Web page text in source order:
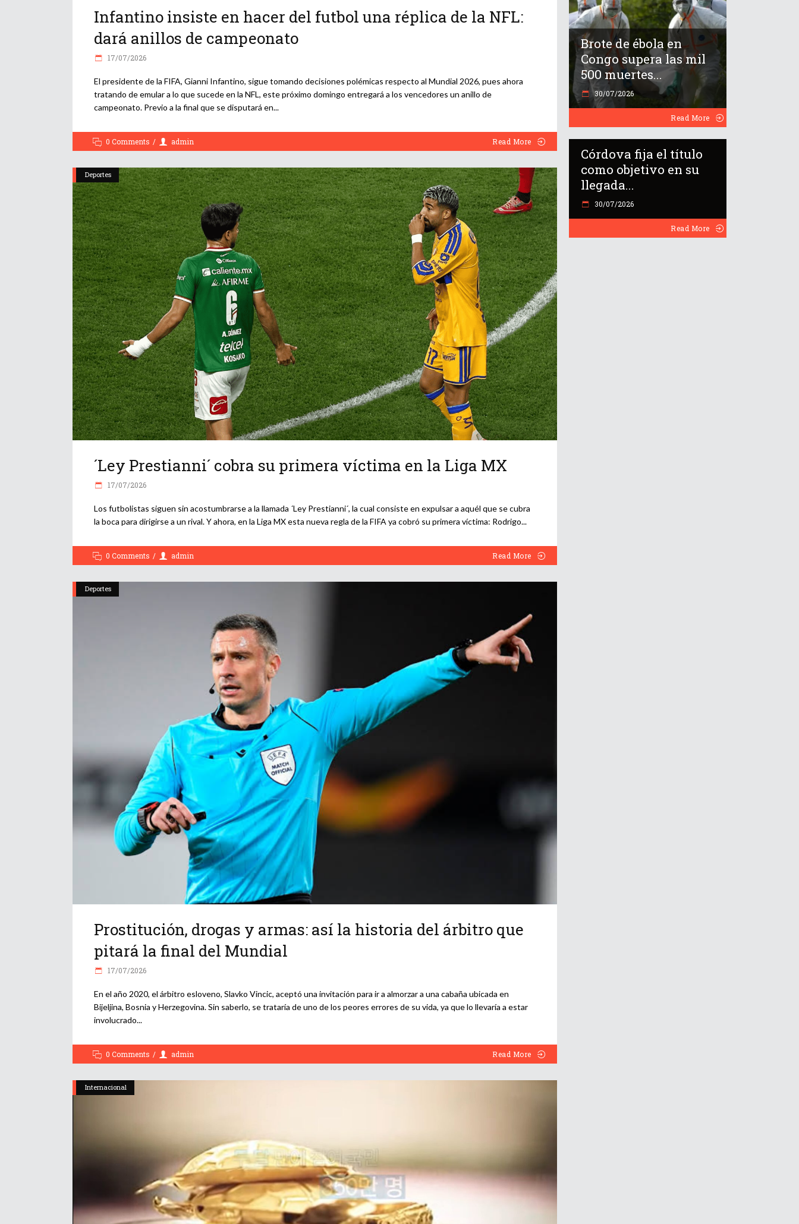
Infantino insiste en hacer del futbol una réplica de la NFL:
dará anillos de campeonato
17/07/2026
El presidente de la FIFA, Gianni Infantino, sigue tomando decisiones polémicas respecto al Mundial 2026, pues ahora
tratando de emular a lo que sucede en la NFL, este próximo domingo entregará a los vencedores un anillo de
campeonato. Previo a la final que se disputará en
0 Comments admin Read More
Deportes
´Ley Prestianni´ cobra su primera víctima en la Liga MX
17/07/2026
Los futbolistas siguen sin acostumbrarse a la llamada ´Ley Prestianni´, la cual consiste en expulsar a aquél que se cubra
la boca para dirigirse a un rival. Y ahora, en la Liga MX esta nueva regla de la FIFA ya cobró su primera víctima: Rodrigo
0 Comments admin Read More
Deportes
Prostitución, drogas y armas: así la historia del árbitro que
pitará la final del Mundial
17/07/2026
En el año 2020, el árbitro esloveno, Slavko Vincic, aceptó una invitación para ir a almorzar a una cabaña ubicada en
Bijeljina, Bosnia y Herzegovina. Sin saberlo, se trataría de uno de los peores errores de su vida, ya que lo llevaría a estar
involucrado
0 Comments admin Read More
Internacional
Brote de ébola en
Congo supera las mil
500 muertes...
30/07/2026
Read More
Córdova fija el título
como objetivo en su
llegada...
30/07/2026
Read More